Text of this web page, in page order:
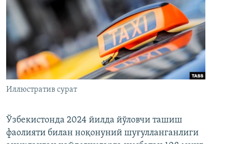
Иллюстратив сурат
Ўзбекистонда 2024 йилда йўловчи ташиш
фаолияти билан ноқонуний шуғулланганлиги